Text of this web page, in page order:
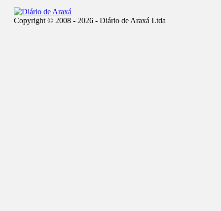
Copyright © 2008 - 2026 - Diário de Araxá Ltda